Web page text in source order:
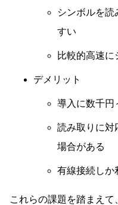
シンボルを
すい
比較的高速に
デメリット
導入に数千円
読み取りに対
場合がある
有線接続しか
これらの課題を踏まえ